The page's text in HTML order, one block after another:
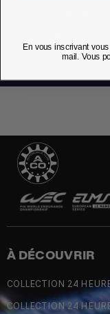
À DÉCOUVRIR
COLLECTION 24
COLLECTION 24
En vous inscrivant
mail. Vous